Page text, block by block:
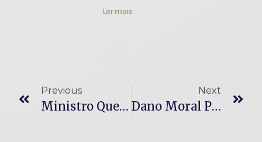
Ler mais
Previous
Ministro Que Perde Sustentação Oral Não Pode Julgar Processo, Diz STJ
Next
Dano Moral Por Acidente De Carro Sem Vítima Depende De Comprovação, Diz STJ